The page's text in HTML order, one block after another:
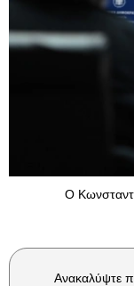
O
Ανακαλύψτε